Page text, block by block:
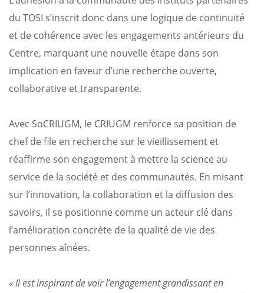
du TOSI s’inscrit donc dans une logique de continuité
et de cohérence avec les engagements antérieurs du
Centre, marquant une nouvelle étape dans son
implication en faveur d’une recherche ouverte,
collaborative et transparente.
Avec SoCRIUGM, le CRIUGM renforce sa position de
chef de file en recherche sur le vieillissement et
réaffirme son engagement à mettre la science au
service de la société et des communautés. En misant
sur l’innovation, la collaboration et la diffusion des
savoirs, il se positionne comme un acteur clé dans
l’amélioration concrète de la qualité de vie des
personnes aînées.
« Il est inspirant de voir l’engagement grandissant en